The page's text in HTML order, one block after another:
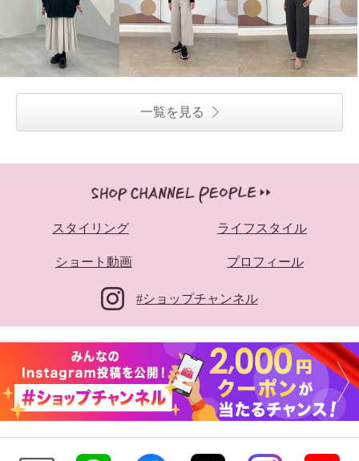
一覧を見る
スタイリング ライフスタイル
ショート動画 プロフィール
#ショップチャンネル